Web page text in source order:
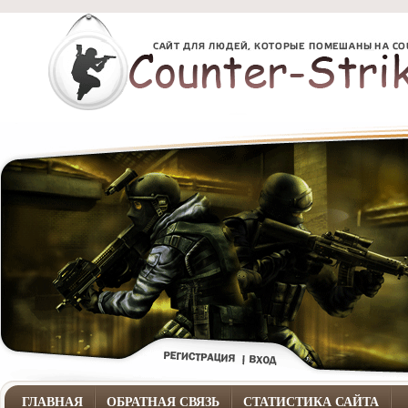
ГЛАВНАЯ ОБРАТНАЯ СВЯЗЬ СТАТИСТИКА САЙТА